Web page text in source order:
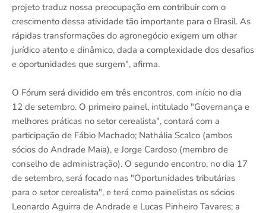
projeto traduz nossa preocupação em contribuir com o
crescimento dessa atividade tão importante para o Brasil. As
rápidas transformações do agronegócio exigem um olhar
jurídico atento e dinâmico, dada a complexidade dos desafios
e oportunidades que surgem", afirma.
O Fórum será dividido em três encontros, com início no dia
12 de setembro. O primeiro painel, intitulado "Governança e
melhores práticas no setor cerealista", contará com a
participação de Fábio Machado; Nathália Scalco (ambos
sócios do Andrade Maia), e Jorge Cardoso (membro de
conselho de administração). O segundo encontro, no dia 17
de setembro, será focado nas "Oportunidades tributárias
para o setor cerealista", e terá como painelistas os sócios
Leonardo Aguirra de Andrade e Lucas Pinheiro Tavares; a